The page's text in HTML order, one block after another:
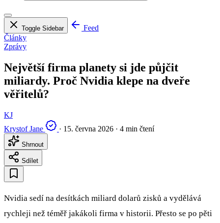
Toggle Sidebar
Feed
Články
Zprávy
Největší firma planety si jde půjčit
miliardy. Proč Nvidia klepe na dveře
věřitelů?
KJ
Krystof Jane
· 15. června 2026 · 4 min čtení
Shrnout
Sdílet
Nvidia sedí na desítkách miliard dolarů zisků a vydělává
rychleji než téměř jakákoli firma v historii. Přesto se po pěti